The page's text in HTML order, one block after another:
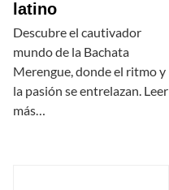
latino
Descubre el cautivador
mundo de la Bachata
Merengue, donde el ritmo y
la pasión se entrelazan. Leer
más…